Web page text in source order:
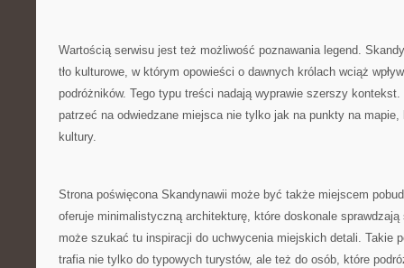
Wartością serwisu jest też możliwość poznawania legend.
tło kulturowe, w którym opowieści o dawnych królach wciąż
podróżników. Tego typu treści nadają wyprawie szerszy
patrzeć na odwiedzane miejsca nie tylko jak na punkty na
kultury.
Strona poświęcona Skandynawii może być także miejscem
oferuje minimalistyczną architekturę, które doskonale
może szukać tu inspiracji do uchwycenia miejskich detali. Takie
trafia nie tylko do typowych turystów, ale też do osób, które